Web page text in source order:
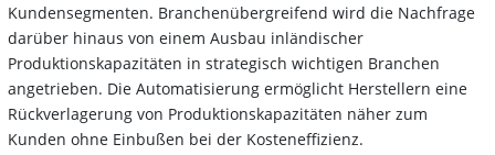
Kundensegmenten. Branchenübergreifend wird die Nachfrage
darüber hinaus von einem Ausbau inländischer
Produktionskapazitäten in strategisch wichtigen Branchen
angetrieben. Die Automatisierung ermöglicht Herstellern eine
Rückverlagerung von Produktionskapazitäten näher zum
Kunden ohne Einbußen bei der Kosteneffizienz.